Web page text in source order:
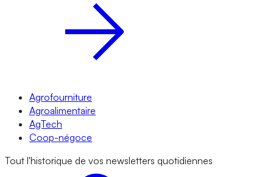
Agrofourniture
Agroalimentaire
AgTech
Coop-négoce
Tout l'historique de vos newsletters quotidiennes